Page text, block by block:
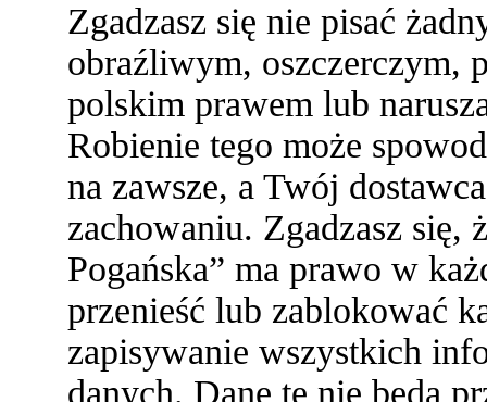
Zgadzasz się nie pisać
obraźliwym, oszczerczym,
polskim prawem lub
Robienie tego może
na zawsze, a Twój
zachowaniu. Zgadzasz się,
Pogańska” ma prawo w
przenieść lub zablokować
zapisywanie wszystkich
danych. Dane te nie będą